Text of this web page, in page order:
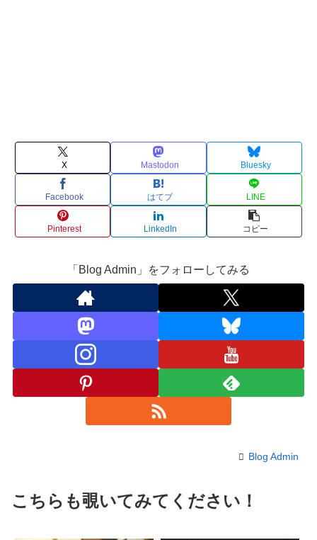
X Mastodon Bluesky
Facebook はてブ LINE
Pinterest LinkedIn コピー
「Blog Admin」をフォローしてみる
Blog Admin
こちらも覗いてみてください！